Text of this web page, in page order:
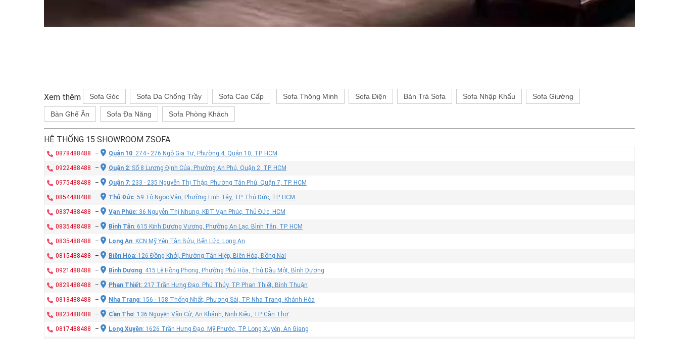
Xem thêm Sofa Góc Sofa Da Chống Trầy Sofa Cao Cấp Sofa Thông Minh Sofa Điện Bàn Trà Sofa Sofa Nhập Khẩu Sofa Giường
Bàn Ghế Ăn Sofa Đa Năng Sofa Phòng Khách
HỆ THỐNG 15 SHOWROOM ZSOFA
0878488488 – Quận 10: 274 - 276 Ngô Gia Tự, Phường 4, Quận 10, TP. HCM
0922488488 – Quận 2: Số 8 Lương Định Của, Phường An Phú, Quận 2, TP. HCM
0975488488 – Quận 7: 233 - 235 Nguyễn Thị Thập, Phường Tân Phú, Quận 7, TP. HCM
0854488488 – Thủ Đức: 59 Tô Ngọc Vân, Phường Linh Tây, TP. Thủ Đức, TP. HCM
0837488488 – Vạn Phúc: 36 Nguyễn Thị Nhung, KĐT Vạn Phúc, Thủ Đức, HCM
0835488488 – Bình Tân: 615 Kinh Dương Vương, Phường An Lạc, Bình Tân, TP. HCM
0835488488 – Long An: KCN Mỹ Yên Tân Bửu, Bến Lức, Long An
0815488488 – Biên Hòa: 126 Đồng Khởi, Phường Tân Hiệp, Biên Hòa, Đồng Nai
0921488488 – Bình Dương: 415 Lê Hồng Phong, Phường Phú Hòa, Thủ Dầu Một, Bình Dương
0829488488 – Phan Thiết: 217 Trần Hưng Đạo, Phú Thủy, TP. Phan Thiết, Bình Thuận
0818488488 – Nha Trang: 156 - 158 Thống Nhất, Phương Sài, TP. Nha Trang, Khánh Hòa
0823488488 – Cần Thơ: 136 Nguyễn Văn Cừ, An Khánh, Ninh Kiều, TP. Cần Thơ
0817488488 – Long Xuyên: 1626 Trần Hưng Đạo, Mỹ Phước, TP. Long Xuyên, An Giang